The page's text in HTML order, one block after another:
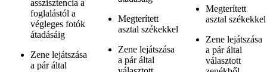
asszisztencia a
foglalástól a
végleges fotók
átadásáig
Zene lejátszása
a pár által
Megterített
asztal székekkel
Zene lejátszása
a pár által
Megterített
asztal székekkel
Zene lejátszása
a pár által
választott